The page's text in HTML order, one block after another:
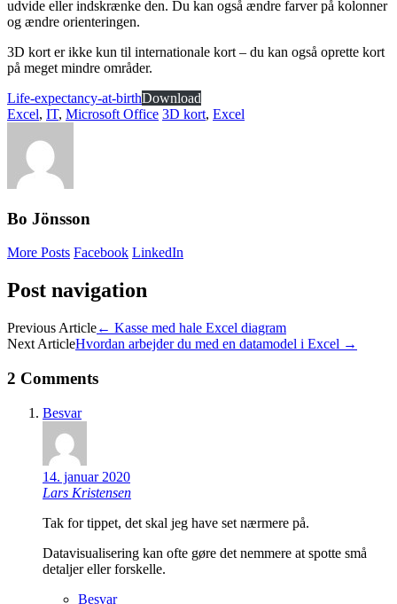
udvide eller indskrænke den. Du kan også ændre farver på kolonner
og ændre orienteringen.
3D kort er ikke kun til internationale kort – du kan også oprette kort
på meget mindre områder.
Life-expectancy-at-birthDownload
Excel, IT, Microsoft Office 3D kort, Excel
Bo Jönsson
More Posts Facebook LinkedIn
Post navigation
Previous Article← Kasse med hale Excel diagram
Next ArticleHvordan arbejder du med en datamodel i Excel →
2 Comments
Besvar
14. januar 2020
Lars Kristensen
Tak for tippet, det skal jeg have set nærmere på.
Datavisualisering kan ofte gøre det nemmere at spotte små
detaljer eller forskelle.
Besvar